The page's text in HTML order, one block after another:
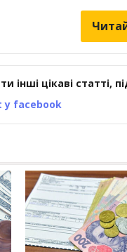
інші цікаві статті,
у facebook